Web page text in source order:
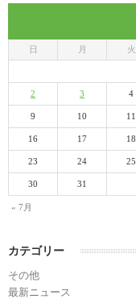
日 月 火
« 7月
2 3 4
9 10 11
16 17 18
23 24 25
30 31
カテゴリー
その他
最新ニュース